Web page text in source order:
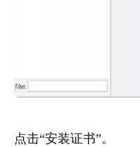
点击“安装证书”。